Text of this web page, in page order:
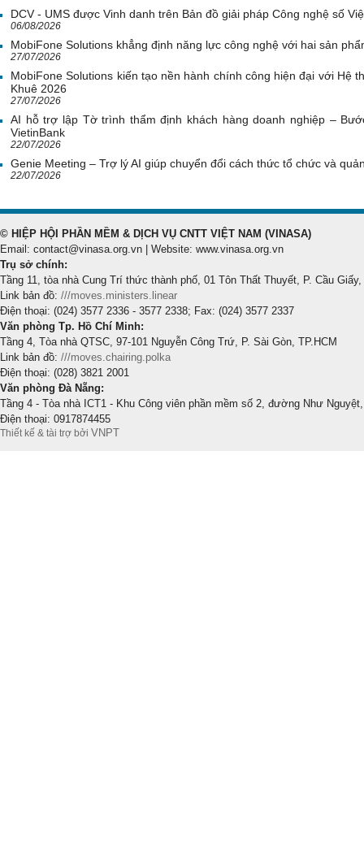
DCV - UMS được Vinh danh trên Bản đồ giải pháp Công nghệ số
06/08/2026
MobiFone Solutions khẳng định năng lực công nghệ với hai sản
27/07/2026
MobiFone Solutions kiến tạo nền hành chính công hiện đại với Hệ
Khuê 2026
27/07/2026
AI hỗ trợ lập Tờ trình thẩm định khách hàng doanh nghiệp –
VietinBank
22/07/2026
Genie Meeting – Trợ lý AI giúp chuyển đổi cách thức tổ chức và
22/07/2026
© HIỆP HỘI PHẦN MỀM & DỊCH VỤ CNTT VIỆT NAM (VINASA)
Email: contact@vinasa.org.vn | Website: www.vinasa.org.vn
Trụ sở chính:
Tầng 11, tòa nhà Cung Trí thức thành phố, 01 Tôn Thất Thuyết, P. Cầu Giấy,
Link bản đồ: ///moves.ministers.linear
Điện thoại: (024) 3577 2336 - 3577 2338; Fax: (024) 3577 2337
Văn phòng Tp. Hồ Chí Minh:
Tầng 4, Tòa nhà QTSC, 97-101 Nguyễn Công Trứ, P. Sài Gòn, TP.HCM
Link bản đồ: ///moves.chairing.polka
Điện thoại: (028) 3821 2001
Văn phòng Đà Nẵng:
Tầng 4 - Tòa nhà ICT1 - Khu Công viên phần mềm số 2, đường Như
Điện thoại: 0917874455
Thiết kế & tài trợ bởi VNPT